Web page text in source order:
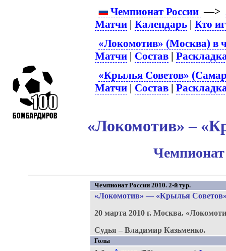
Чемпионат России —>
Матчи |Календарь |Кто
«Локомотив» (Москва) в
Матчи | Состав |
«Крылья Советов»
Матчи | Состав |
«Локомотив» –
Чемпионат
Чемпионат России 2010. 2-й тур.
«Локомотив» — «Крылья
20 марта 2010 г. Москва.
Судья – Владимир Казьменко.
Голы